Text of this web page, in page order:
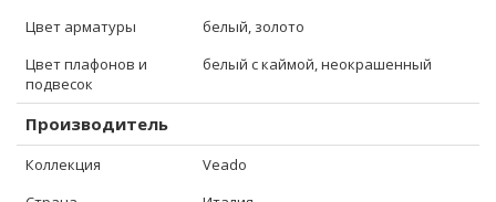
Цвет арматуры
белый, золото
Цвет плафонов и
подвесок
белый с каймой, неокрашенный
Производитель
Коллекция
Veado